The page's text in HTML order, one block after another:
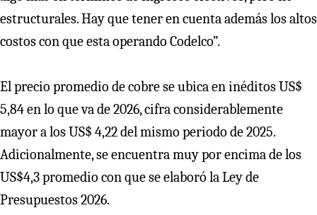
estructurales. Hay que tener en cuenta además los altos
costos con que esta operando Codelco”.
El precio promedio de cobre se ubica en inéditos US$
5,84 en lo que va de 2026, cifra considerablemente
mayor a los US$ 4,22 del mismo periodo de 2025.
Adicionalmente, se encuentra muy por encima de los
US$4,3 promedio con que se elaboró la Ley de
Presupuestos 2026.